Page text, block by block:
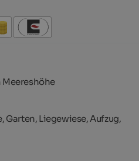
Meereshöhe
Garten, Liegewiese, Aufzug,